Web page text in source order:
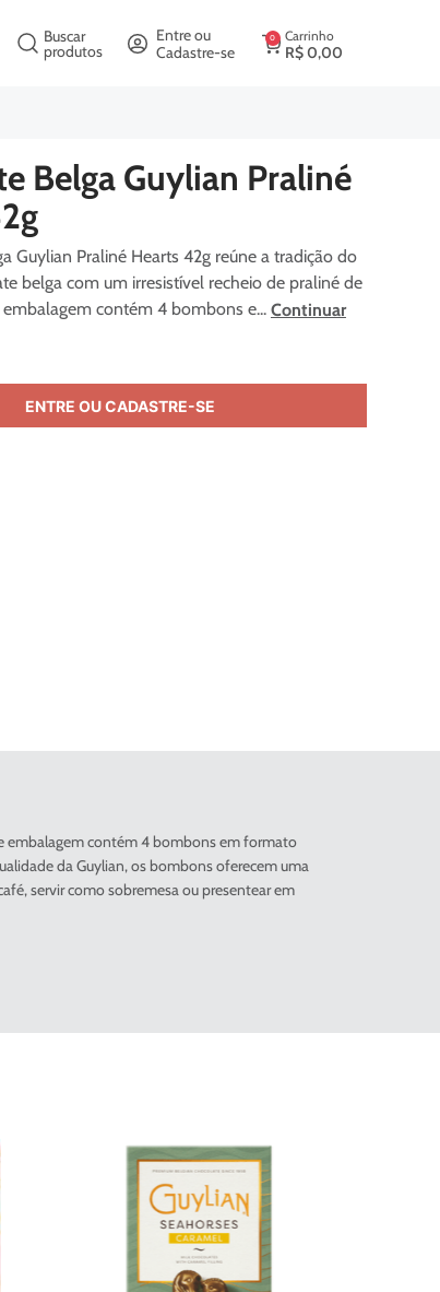
Buscar
produtos
Entre ou
Cadastre-se
Carrinho
R$0,00
0
Belga Guylian Praliné
Guylian Praliné Hearts 42g reúne a tradição do
belga com um irresistível recheio de praliné de
contém 4 bombons e... Continuar
ENTRE OU CADASTRE-SE
embalagem contém 4 bombons em formato
da Guylian, os bombons oferecem uma
servir como sobremesa ou presentear em